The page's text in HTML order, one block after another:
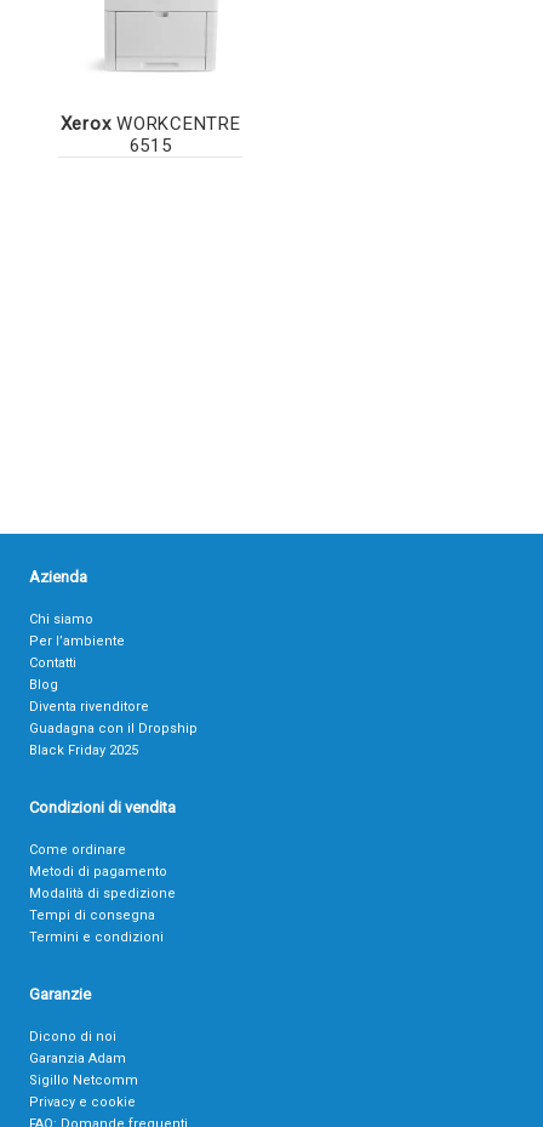
XeroxWORKCENTRE
6515
Azienda
Chi siamo
Per l’ambiente
Contatti
Blog
Diventa rivenditore
Guadagna con il Dropship
Black Friday 2025
Condizioni di vendita
Come ordinare
Metodi di pagamento
Modalità di spedizione
Tempi di consegna
Termini e condizioni
Garanzie
Dicono di noi
Garanzia Adam
Sigillo Netcomm
Privacy e cookie
FAQ: Domande frequenti